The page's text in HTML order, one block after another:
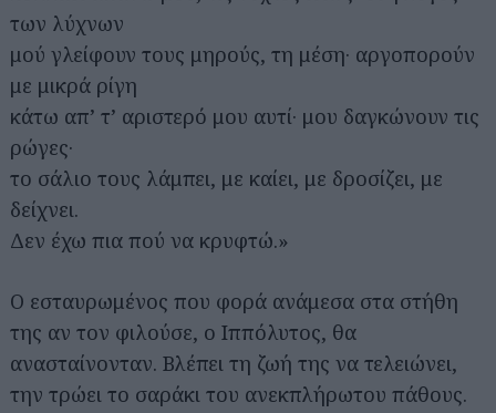
των λύχνων
μού γλείφουν τους μηρούς, τη μέση· αργοπορούν
με μικρά ρίγη
κάτω απ’ τ’ αριστερό μου αυτί· μου δαγκώνουν τις
ρώγες·
το σάλιο τους λάμπει, με καίει, με δροσίζει, με
δείχνει.
Δεν έχω πια πού να κρυφτώ.»
Ο εσταυρωμένος που φορά ανάμεσα στα στήθη
της αν τον φιλούσε, ο Ιππόλυτος, θα
ανασταίνονταν. Βλέπει τη ζωή της να τελειώνει,
την τρώει το σαράκι του ανεκπλήρωτου πάθους.